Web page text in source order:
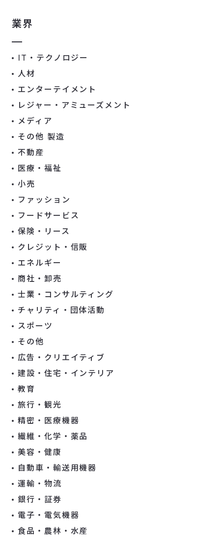
業界
IT・テクノロジー
人材
エンターテイメント
レジャー・アミューズメント
メディア
その他 製造
不動産
医療・福祉
小売
ファッション
フードサービス
保険・リース
クレジット・信販
エネルギー
商社・卸売
士業・コンサルティング
チャリティ・団体活動
スポーツ
その他
広告・クリエイティブ
建設・住宅・インテリア
教育
旅行・観光
精密・医療機器
繊維・化学・薬品
美容・健康
自動車・輸送用機器
運輸・物流
銀行・証券
電子・電気機器
食品・農林・水産